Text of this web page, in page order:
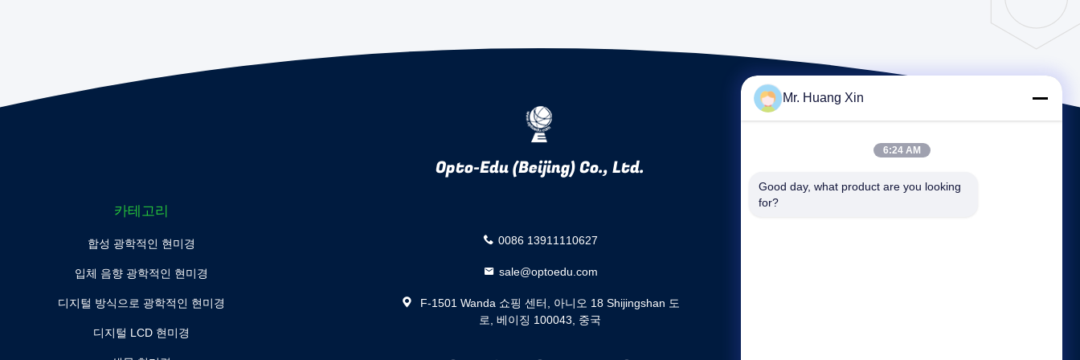
Opto-Edu (Beijing) Co., Ltd.
카테고리
합성 광학적인 현미경
입체 음향 광학적인 현미경
디지털 방식으로 광학적인 현미경
디지털 LCD 현미경
0086 13911110627
sale@optoedu.com
F-1501 Wanda 쇼핑 센터, 아니오 18 Shijingshan 도
로, 베이징 100043, 중국
Mr. Huang Xin
6:24 AM
Good day, what product are you looking
for?